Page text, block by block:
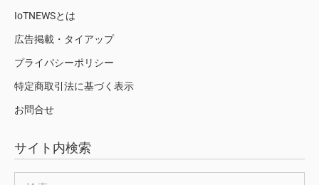
IoTNEWSとは
広告掲載・タイアップ
プライバシーポリシー
特定商取引法に基づく表示
お問合せ
サイト内検索